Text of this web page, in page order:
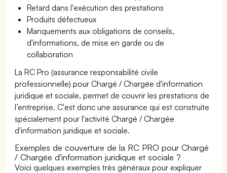
Retard dans l'exécution des prestations
Produits défectueux
Manquements aux obligations de conseils,
d'informations, de mise en garde ou de
collaboration
La RC Pro (assurance responsabilité civile
professionnelle) pour Chargé / Chargée d'information
juridique et sociale, permet de couvrir les prestations de
l’entreprise. C'est donc une assurance qui est construite
spécialement pour l'activité Chargé / Chargée
d'information juridique et sociale.
Exemples de couverture de la RC PRO pour Chargé
/ Chargée d'information juridique et sociale ?
Voici quelques exemples très généraux pour expliquer